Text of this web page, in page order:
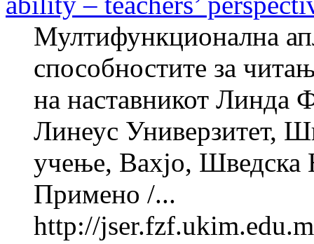
Мултифункционална
способностите за
на наставникот
Линеус Универзитет,
учење, Вахјо, Шведска
Примено /...
http://